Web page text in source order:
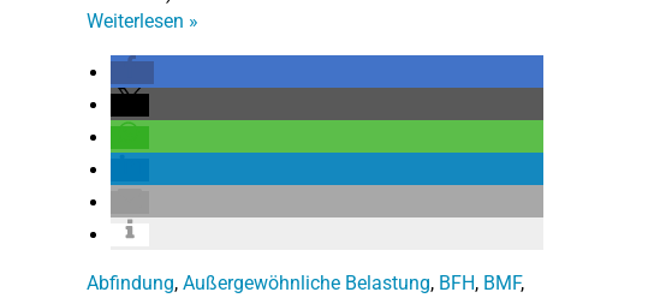
Weiterlesen »
Abfindung, Außergewöhnliche Belastung, BFH, BMF,